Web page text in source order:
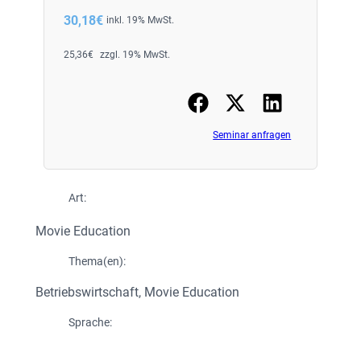
30,18€ inkl. 19% MwSt.
25,36€ zzgl. 19% MwSt.
Seminar anfragen
Art:
Movie Education
Thema(en):
Betriebswirtschaft, Movie Education
Sprache: